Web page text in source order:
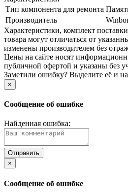
Тип компонента для ремонта
Производитель
Xарактеристики, комплект
товара могут отличаться от
изменены производителем без
Цены на сайте носят
публичной офертой и указаны без
Заметили ошибку? Выделите её и
×
Сообщение об ошибке
Найденная ошибка:
×
Сообщение об ошибке